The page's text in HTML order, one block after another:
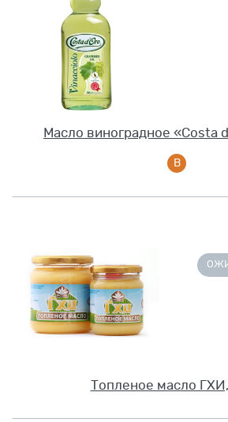
Масло виноградное «Costa
Топленое масло